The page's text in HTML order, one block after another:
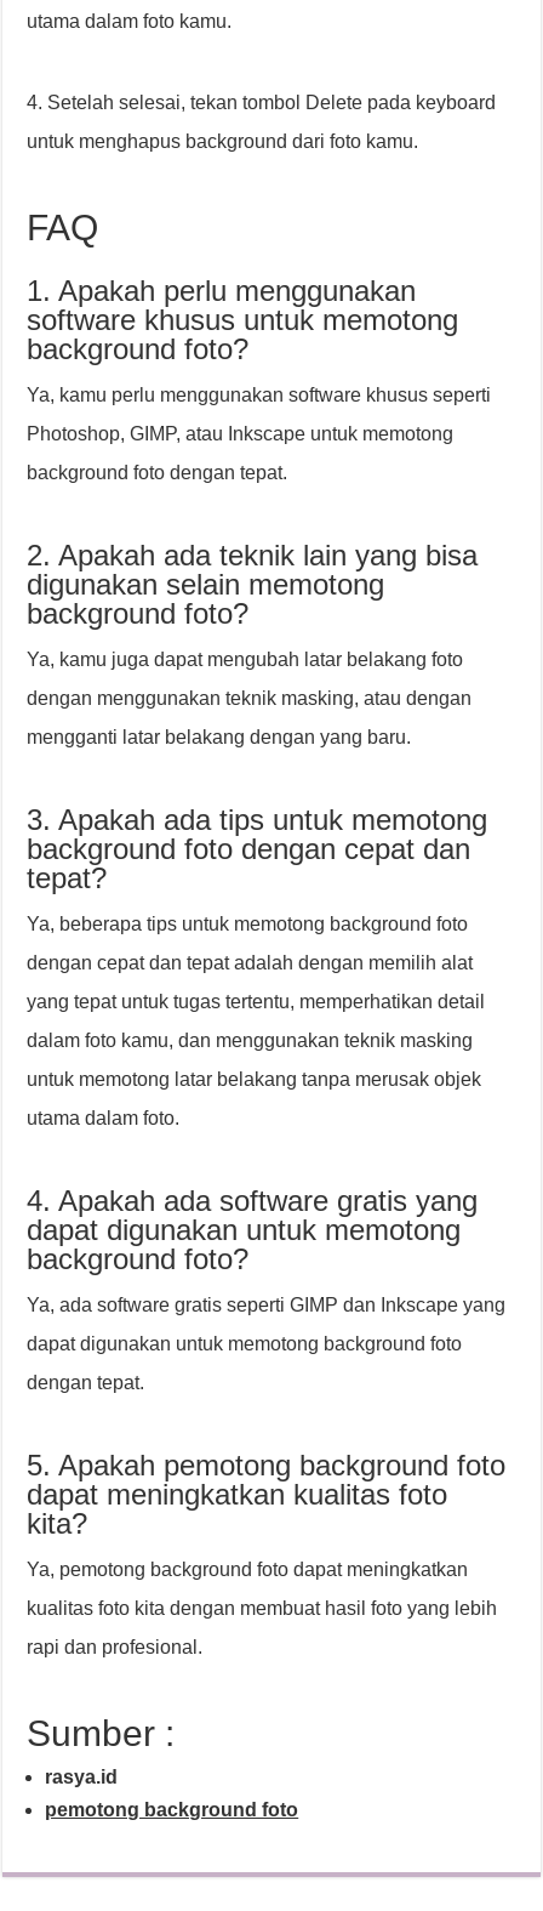
utama dalam foto kamu.
4. Setelah selesai, tekan tombol Delete pada keyboard
untuk menghapus background dari foto kamu.
FAQ
1. Apakah perlu menggunakan
software khusus untuk memotong
background foto?
Ya, kamu perlu menggunakan software khusus seperti
Photoshop, GIMP, atau Inkscape untuk memotong
background foto dengan tepat.
2. Apakah ada teknik lain yang bisa
digunakan selain memotong
background foto?
Ya, kamu juga dapat mengubah latar belakang foto
dengan menggunakan teknik masking, atau dengan
mengganti latar belakang dengan yang baru.
3. Apakah ada tips untuk memotong
background foto dengan cepat dan
tepat?
Ya, beberapa tips untuk memotong background foto
dengan cepat dan tepat adalah dengan memilih alat
yang tepat untuk tugas tertentu, memperhatikan detail
dalam foto kamu, dan menggunakan teknik masking
untuk memotong latar belakang tanpa merusak objek
utama dalam foto.
4. Apakah ada software gratis yang
dapat digunakan untuk memotong
background foto?
Ya, ada software gratis seperti GIMP dan Inkscape yang
dapat digunakan untuk memotong background foto
dengan tepat.
5. Apakah pemotong background foto
dapat meningkatkan kualitas foto
kita?
Ya, pemotong background foto dapat meningkatkan
kualitas foto kita dengan membuat hasil foto yang lebih
rapi dan profesional.
Sumber :
rasya.id
pemotong background foto